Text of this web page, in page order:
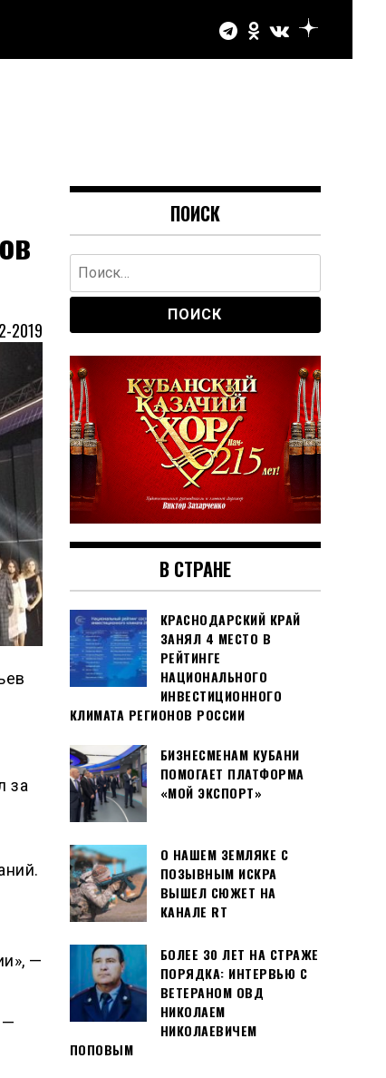
2019
за
—
—
ПОИСК
Найти:
В СТРАНЕ
КРАСНОДАРСКИЙ КРАЙ
ЗАНЯЛ 4 МЕСТО В
РЕЙТИНГЕ
НАЦИОНАЛЬНОГО
ИНВЕСТИЦИОННОГО
КЛИМАТА РЕГИОНОВ РОССИИ
БИЗНЕСМЕНАМ КУБАНИ
ПОМОГАЕТ ПЛАТФОРМА
«МОЙ ЭКСПОРТ»
О НАШЕМ ЗЕМЛЯКЕ С
ПОЗЫВНЫМ ИСКРА
ВЫШЕЛ СЮЖЕТ НА
КАНАЛЕ RT
БОЛЕЕ 30 ЛЕТ НА СТРАЖЕ
ПОРЯДКА: ИНТЕРВЬЮ С
ВЕТЕРАНОМ ОВД
НИКОЛАЕМ
НИКОЛАЕВИЧЕМ
ПОПОВЫМ